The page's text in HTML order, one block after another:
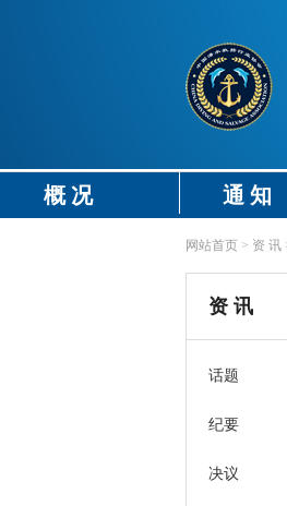
概 况 通 知
网站首页> 资 讯
资 讯
话题
纪要
决议